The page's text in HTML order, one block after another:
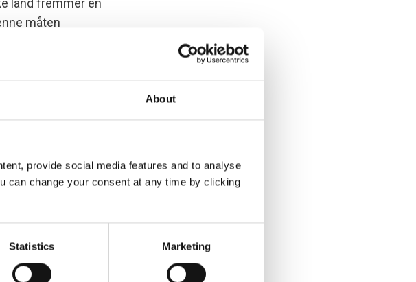
About
provide social media features and to analyse
can change your consent at any time by clicking
Statistics Marketing
land fremmer en
måten
er vertskap
er vertskap for
de kan for å
som
å gå upåaktet
krav på. Vi må